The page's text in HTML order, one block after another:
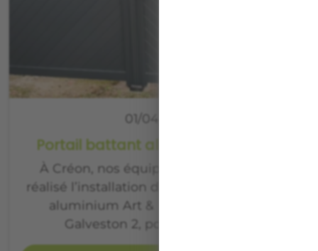
01/04/2026
Portail battant aluminium à Créon
À Créon, nos équipes ont récemment
réalisé l’installation d’un portail battant en
aluminium Art & Fenêtres, modèle
Galveston 2, pour M. et Mme…